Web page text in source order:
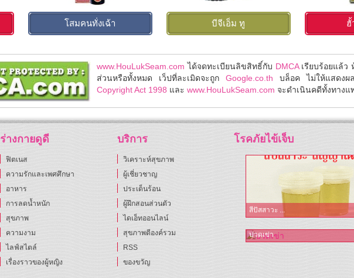
โสมคนทั่งเฉ้า บีจีเอ็ม ทู ฮั้
www.HouLukSeam.com ได้จดทะเบียนลิขสิทธิ์กับ DMCAเรียบร้อยแล้ว
ส่วนหรือทั้งหมด เว็ปที่ละเมิดจะถูก Google.co.th บล็อค ไม่ให้แสดงผ
Copyright Act 1998 และ www.HouLukSeam.com จะดำเนินคดีทั้งทาง
ร่างกายดูดี
ฟิตเนส
ความรักและเพศศึกษา
อาหาร
การลดน้ำหนัก
สุขภาพ
ความงาม
ไลฟ์สไตล์
เรื่องราวของผู้หญิง
บริการ
วิเคราะห์สุขภาพ
ผู้เชี่ยวชาญ
ประเด็นร้อน
ผู้ฝึกสอนส่วนตัว
ไดเอ็ทออนไลน์
สุขภาพดีองค์รวม
RSS
ของขวัญ
โรคภัยไข้เจ็บ
สีปัสสาวะ ...
ปวดเข่า